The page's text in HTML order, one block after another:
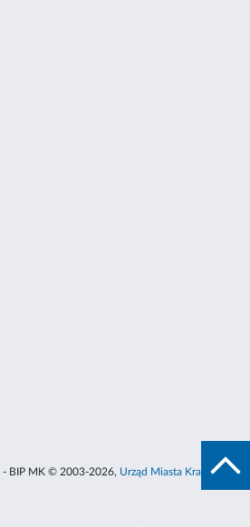
- BIP MK © 2003-2026, Urząd Miasta Krakowa